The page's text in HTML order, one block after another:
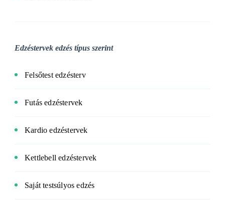
Edzéstervek edzés típus szerint
Felsőtest edzésterv
Futás edzéstervek
Kardio edzéstervek
Kettlebell edzéstervek
Saját testsúlyos edzés